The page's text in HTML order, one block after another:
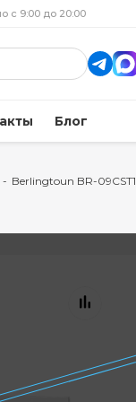
с 9:00 до 20:00
Блог
- Berlingtoun BR-09CST1